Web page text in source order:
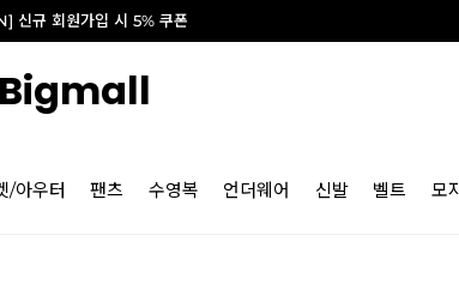
규 회원가입 시 5% 쿠폰
/아우터 팬츠 수영복 언더웨어 신발 벨트 모